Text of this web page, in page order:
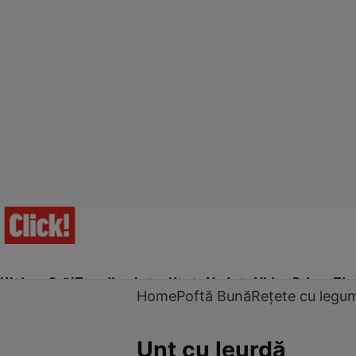
Ultima Oră!Trending Actualitate Vedete Video Prime Time
HomePoftă BunăRețete cu
Unt cu leurdă